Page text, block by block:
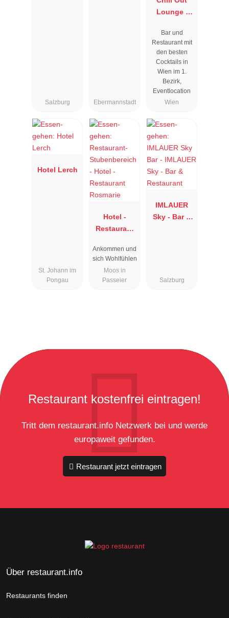
Salzburg Ebermannstadt
Lounge I
Wien
Bar und
Restaurant mit
den besten
Cocktails in
Wien im 1.
Bezirk,
Eventlocation
Wien
Hotel Lerch
St. Johann im
Pongau
Hotel -
Restaurant
Ankommen und
sich Wohlfühlen
Moos in
Passeier
IMLAUER
Sky - Bar &
Salzburg
Restaurant kostenfrei eintragen!
Tritt dem restaurant.info Netzwerk bei und werde
europaweit gefunden.
Restaurant jetzt eintragen
Über restaurant.info
Restaurants finden